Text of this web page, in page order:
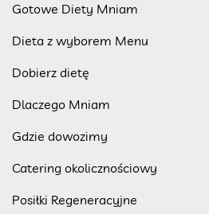
Gotowe Diety Mniam
Dieta z wyborem Menu
Dobierz dietę
Dlaczego Mniam
Gdzie dowozimy
Catering okolicznościowy
Posiłki Regeneracyjne